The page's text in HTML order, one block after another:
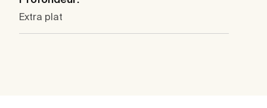
Extra plat